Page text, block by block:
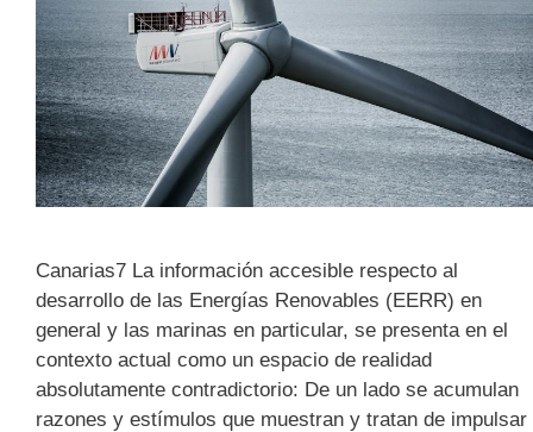
Canarias7 La información accesible respecto al
desarrollo de las Energías Renovables (EERR) en
general y las marinas en particular, se presenta en el
contexto actual como un espacio de realidad
absolutamente contradictorio: De un lado se acumulan
razones y estímulos que muestran y tratan de impulsar